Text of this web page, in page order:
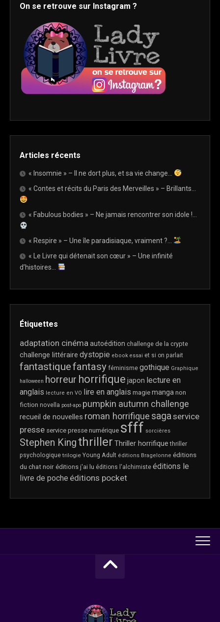
On se retrouve sur Instagram ?
Articles récents
« Insomnie » – Il ne dort plus, et sa vie change…
« Contes et récits du Paris des Merveilles » – Brillants…
« Fabulous bodies » – Ne jamais rencontrer son idole !…
« Respire » – Une île paradisiaque, vraiment ?…
« Le Livre qui détenait son cœur » – Une infinité
d’histoires…
Étiquettes
adaptation cinémaautoédition challenge de la crypte
challenge littéraire dystopie ebook essai et si on parlait
fantastiquefantasy féminisme gothique Graphique
halloween horreur horrifique japon lecture en
anglais lecture en VO lire en anglais magie manga non
fiction novella post-apo pumpkin autumn challenge
recueil de nouvelles roman horrifique sagaservice
presse service presse numérique sfff sorcières
Stephen Kingthriller Thriller horrifique thriller
psychologique trilogie Young Adult éditions Bragelonne éditions
du chat noir éditions j'ai lu éditions l'alchimiste éditions le
livre de poche éditions pocket